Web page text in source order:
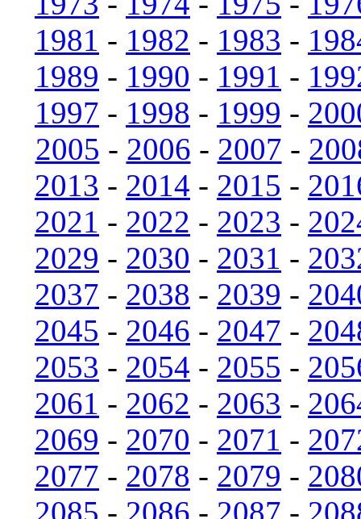
1981 - 1982 - 1983 -
1989 - 1990 - 1991 -
1997 - 1998 - 1999 -
2005 - 2006 - 2007 -
2013 - 2014 - 2015 -
2021 - 2022 - 2023 -
2029 - 2030 - 2031 -
2037 - 2038 - 2039 -
2045 - 2046 - 2047 -
2053 - 2054 - 2055 -
2061 - 2062 - 2063 -
2069 - 2070 - 2071 -
2077 - 2078 - 2079 -
2085 - 2086 - 2087 -